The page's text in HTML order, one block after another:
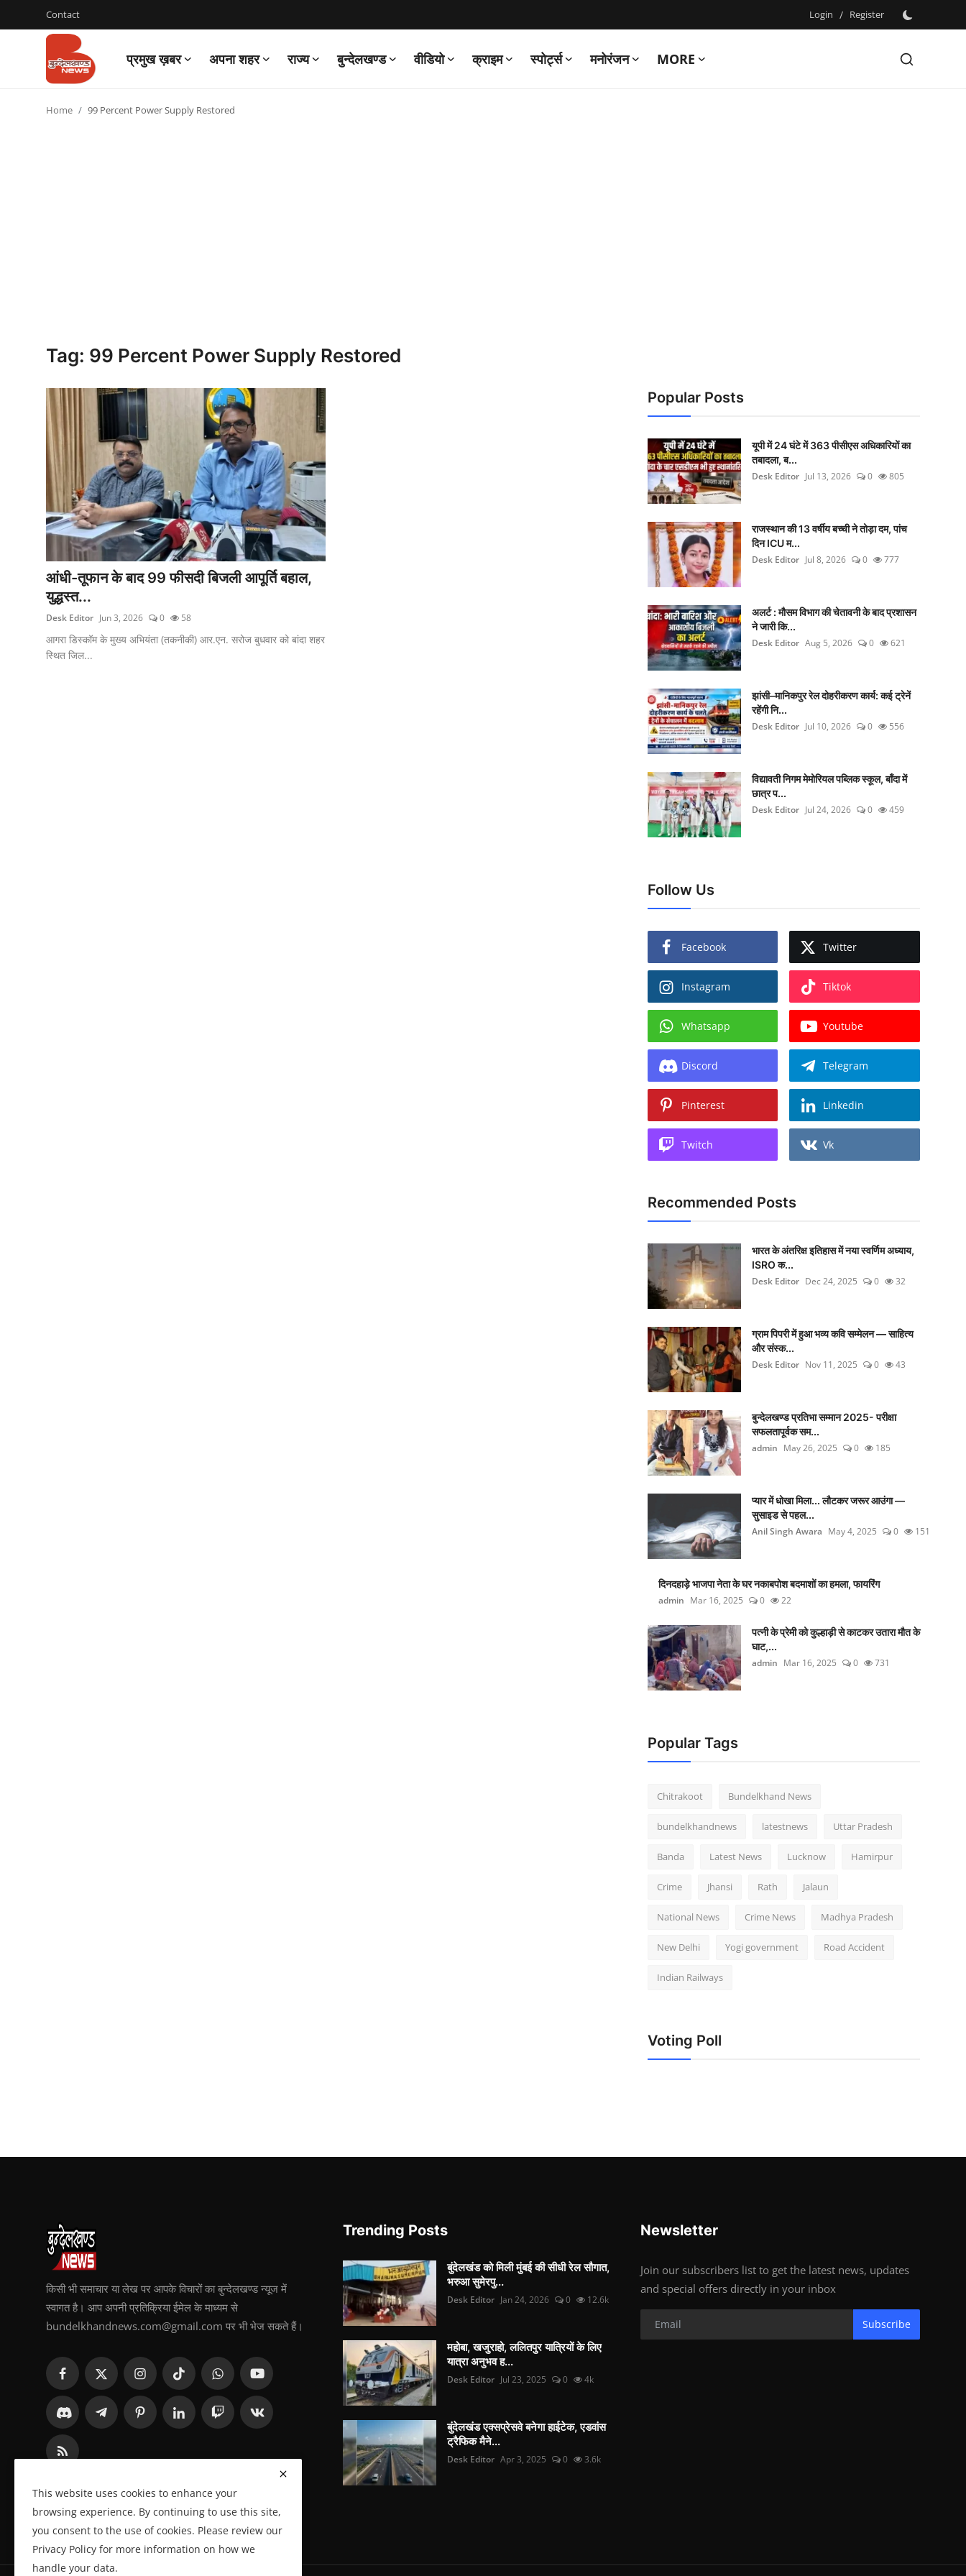
Contact Login / Register
प्रमुख ख़बर अपना शहर राज्य बुन्देलखण्ड वीडियो क्राइम स्पोर्ट्स मनोरंजन MORE
Login
Home 99 Percent Power Supply Restored
Tag: 99 Percent Power Supply Restored
आंधी-तूफान के बाद 99 फीसदी बिजली आपूर्ति बहाल,
युद्धस्त...
Desk Editor Jun 3, 2026 0 58
आगरा डिस्कॉम के मुख्य अभियंता (तकनीकी) आर.एन. सरोज बुधवार को बांदा शहर
स्थित जिल...
Popular Posts
यूपी में 24 घंटे में 363 पीसीएस अधिकारियों का
तबादला, ब...
Desk Editor Jul 13, 2026 0 805
राजस्थान की 13 वर्षीय बच्ची ने तोड़ा दम, पांच
दिन ICU म...
Desk Editor Jul 8, 2026 0 777
अलर्ट : मौसम विभाग की चेतावनी के बाद प्रशासन
ने जारी कि...
Desk Editor Aug 5, 2026 0 621
झांसी–मानिकपुर रेल दोहरीकरण कार्य: कई ट्रेनें
रहेंगी नि...
Desk Editor Jul 10, 2026 0 556
विद्यावती निगम मेमोरियल पब्लिक स्कूल, बाँदा में
छात्र प...
Desk Editor Jul 24, 2026 0 459
Follow Us
Facebook Twitter
Instagram Tiktok
Whatsapp Youtube
Discord Telegram
Pinterest Linkedin
Twitch Vk
Recommended Posts
भारत के अंतरिक्ष इतिहास में नया स्वर्णिम अध्याय,
ISRO क...
Desk Editor Dec 24, 2025 0 32
ग्राम पिपरी में हुआ भव्य कवि सम्मेलन — साहित्य
और संस्क...
Desk Editor Nov 11, 2025 0 43
बुन्देलखण्ड प्रतिभा सम्मान 2025- परीक्षा
सफलतापूर्वक सम...
admin May 26, 2025 0 185
प्यार में धोखा मिला... लौटकर जरूर आउंगा —
सुसाइड से पहल...
Anil Singh Awara May 4, 2025 0 151
दिनदहाड़े भाजपा नेता के घर नकाबपोश बदमाशों का हमला, फायरिंग
admin Mar 16, 2025 0 22
पत्नी के प्रेमी को कुल्हाड़ी से काटकर उतारा मौत के
घाट,...
admin Mar 16, 2025 0 731
Popular Tags
Chitrakoot Bundelkhand News
bundelkhandnews latestnews Uttar Pradesh
Banda Latest News Lucknow Hamirpur
Crime Jhansi Rath Jalaun
National News Crime News Madhya Pradesh
New Delhi Yogi government Road Accident
Indian Railways
Voting Poll
किसी भी समाचार या लेख पर आपके विचारों का बुन्देलखण्ड न्यूज में
स्वागत है। आप अपनी प्रतिक्रिया ईमेल के माध्यम से
bundelkhandnews.com@gmail.com पर भी भेज सकते हैं।
Trending Posts
बुंदेलखंड को मिली मुंबई की सीधी रेल सौगात,
भरुआ सुमेरपु...
Desk Editor Jan 24, 2026 0 12.6k
महोबा, खजुराहो, ललितपुर यात्रियों के लिए
यात्रा अनुभव ह...
Desk Editor Jul 23, 2025 0 4k
बुंदेलखंड एक्सप्रेसवे बनेगा हाईटेक, एडवांस
ट्रैफिक मैने...
Desk Editor Apr 3, 2025 0 3.6k
Newsletter
Join our subscribers list to get the latest news, updates
and special offers directly in your inbox
Subscribe
This website uses cookies to enhance your
browsing experience. By continuing to use this site,
you consent to the use of cookies. Please review our
Privacy Policy for more information on how we
handle your data.